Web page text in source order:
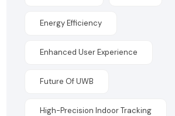
Energy Efficiency
Enhanced User Experience
Future Of UWB
High-Precision Indoor Tracking